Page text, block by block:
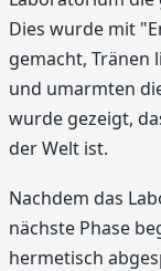
Dies wurde mit
gemacht, Tränen
und umarmten
wurde gezeigt,
der Welt ist.
Nachdem das
nächste Phase
hermetisch